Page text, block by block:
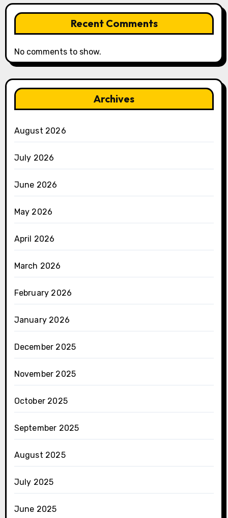
Recent Comments
No comments to show.
Archives
August 2026
July 2026
June 2026
May 2026
April 2026
March 2026
February 2026
January 2026
December 2025
November 2025
October 2025
September 2025
August 2025
July 2025
June 2025